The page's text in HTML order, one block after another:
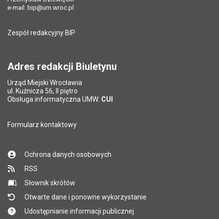
Data ostatniej aktualizacji:
Adres e-mail znajomego
Pytanie antyspamowe
*
Pole wymagane
e-mail: bip@um.wroc.pl
Zespół redakcyjny BIP
Adres redakcji Biuletynu
Urząd Miejski Wrocławia
ul. Kuźnicza 56, II piętro
Obsługa informatyczna UMW: CUI
Formularz kontaktowy
Ochrona danych osobowych
RSS
Słownik skrótów
Otwarte dane i ponowne wykorzystanie
Udostępnianie informacji publicznej